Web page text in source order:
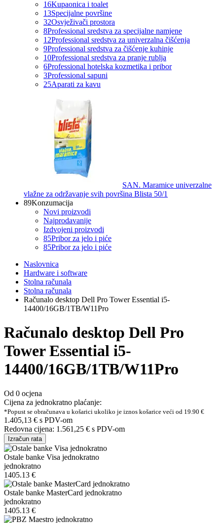
16Kupaonica i toalet
13Specijalne površine
32Osvježivači prostora
8Professional sredstva za specijalne namjene
12Professional sredstva za univerzalna čišćenja
9Professional sredstva za čišćenje kuhinje
10Professional sredstva za pranje rublja
6Professional hotelska kozmetika i pribor
3Professional sapuni
25Aparati za kavu
SAN. Maramice univerzalne
vlažne za održavanje svih površina Blista 50/1
89Konzumacija
Novi proizvodi
Najprodavanije
Izdvojeni proizvodi
85Pribor za jelo i piće
85Pribor za jelo i piće
Naslovnica
Hardware i software
Stolna računala
Stolna računala
Računalo desktop Dell Pro Tower Essential i5-
14400/16GB/1TB/W11Pro
Računalo desktop Dell Pro
Tower Essential i5-
14400/16GB/1TB/W11Pro
Od 0 ocjena
Cijena za jednokratno plaćanje:
*Popust se obračunava u košarici ukoliko je iznos košarice veći od 19.90 €
1.405,13 € s PDV-om
Redovna cijena: 1.561,25 € s PDV-om
Izračun rata
Ostale banke Visa jednokratno
jednokratno
1405.13 €
Ostale banke MasterCard jednokratno
jednokratno
1405.13 €